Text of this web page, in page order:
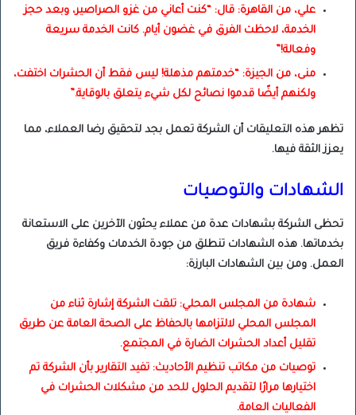
علي، من القاهرة: قال: “كنت أعاني من غزو الصراصير، وبعد حجز
الخدمة، لاحظت الفرق في غضون أيام. كانت الخدمة سريعة
وفعالة!”
منى، من الجيزة: “خدمتهم مذهلة! ليس فقط أن الحشرات اختفت،
ولكنهم أيضًا قدموا نصائح لكل شيء يتعلق بالوقاية.”
تظهر هذه التعليقات أن الشركة تعمل بجد لتحقيق رضا العملاء، مما
يعزز الثقة فيها.
الشهادات والتوصيات
تحظى الشركة بشهادات عدة من عملاء يحثون الآخرين على الاستعانة
بخدماتها. هذه الشهادات تنطلق من جودة الخدمات وكفاءة فريق
العمل. ومن بين الشهادات البارزة:
شهادة من المجلس المحلي: تلقت الشركة إشارة ثناء من
المجلس المحلي لالتزامها بالحفاظ على الصحة العامة عن طريق
تقليل أعداد الحشرات الضارة في المجتمع.
توصيات من مكاتب تنظيم الأحاديث: تفيد التقارير بأن الشركة تم
اختيارها مرارًا لتقديم الحلول للحد من مشكلات الحشرات في
الفعاليات العامة.